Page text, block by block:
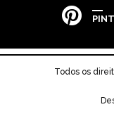
Todos os